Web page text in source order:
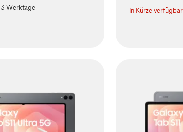
Werktage In Kürze verfügbar